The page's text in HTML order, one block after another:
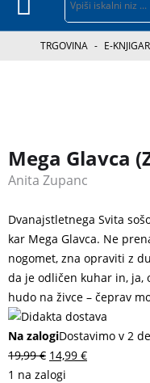
TRGOVINA - E-
Mega Glavca
Anita Zupanc
Dvanajstletnega Svita
kar Mega Glavca. Ne
nogomet, zna opraviti z
da je odličen kuhar in,
hudo na živce – čeprav
Na zalogiDostavimo v 2
19,99€ 14,99 €
1 na zalogi